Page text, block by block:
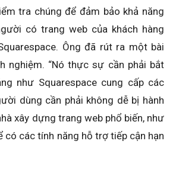
tra chúng để đảm bảo khả năng
có trang web của khách hàng
Ông đã rút ra một bài
nghiệm. “Nó thực sự cần phải bắt
như Squarespace cung cấp các
dùng cần phải không dễ bị hành
xây dựng trang web phổ biến, như
có các tính năng hỗ trợ tiếp cận hạn